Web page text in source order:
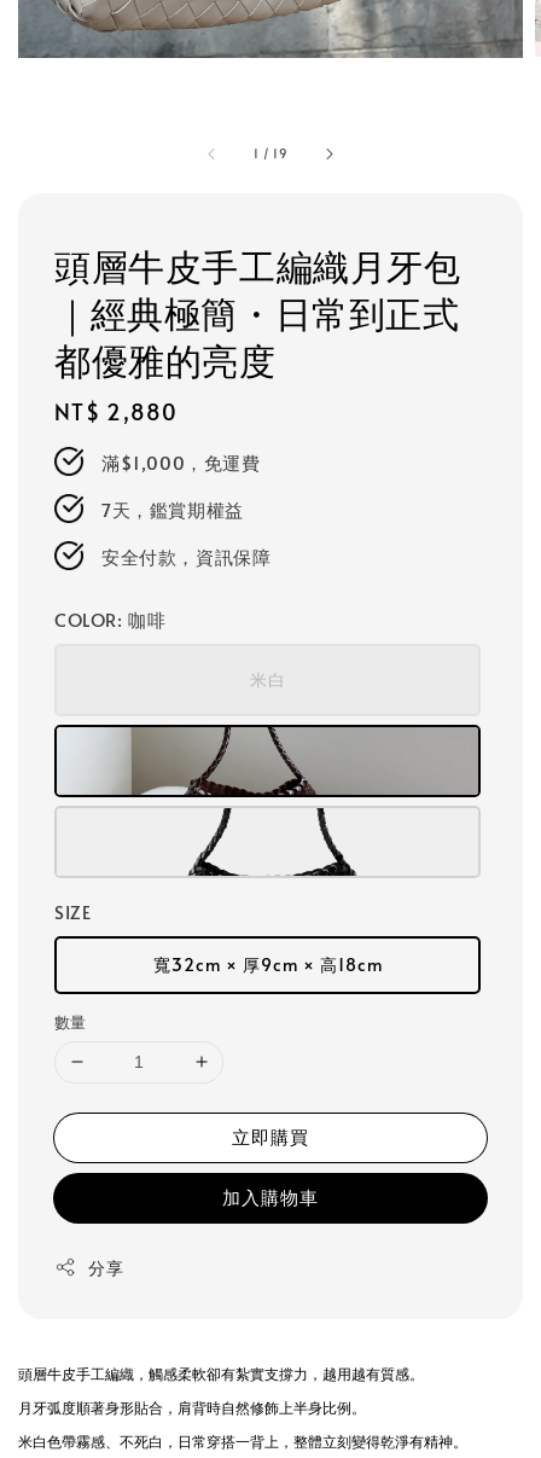
1 / 19
頭層牛皮手工編織月牙包
｜經典極簡・日常到正式
都優雅的亮度
Regular
price
NT$ 2,880
滿$1,000，免運費
7天，鑑賞期權益
安全付款，資訊保障
COLOR: 咖啡
米白
SIZE
寬32cm × 厚9cm × 高18cm
數量
立即購買
加入購物車
分享
頭層牛皮手工編織，觸感柔軟卻有紮實支撐力，越用越有質感。
月牙弧度順著身形貼合，肩背時自然修飾上半身比例。
米白色帶霧感、不死白，日常穿搭一背上，整體立刻變得乾淨有精神。